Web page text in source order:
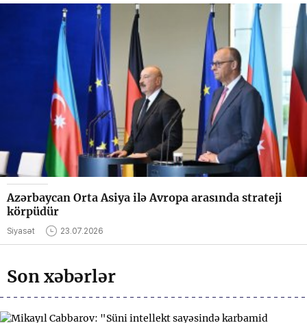
Azərbaycan Orta Asiya ilə Avropa arasında strateji
körpüdür
Siyasət 23.07.2026
Son xəbərlər